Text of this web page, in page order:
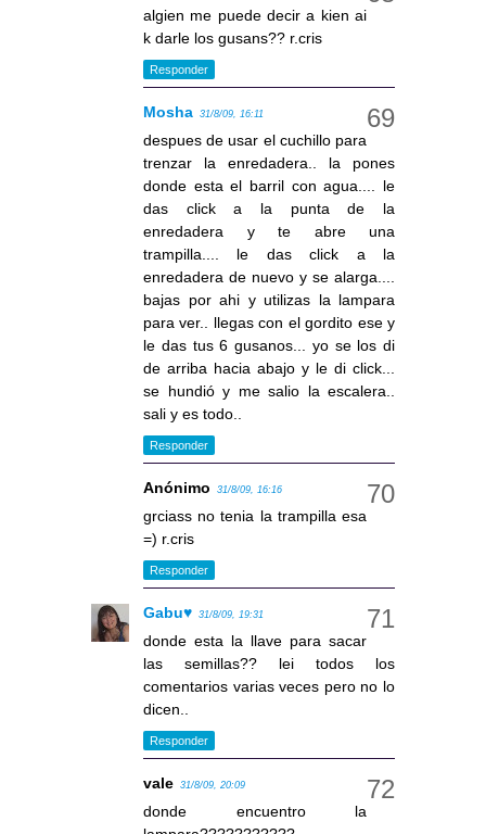
algien me puede decir a kien ai
k darle los gusans?? r.cris
Responder
Mosha 31/8/09, 16:11
despues de usar el cuchillo para
trenzar la enredadera.. la pones
donde esta el barril con agua.... le
das click a la punta de la
enredadera y te abre una
trampilla.... le das click a la
enredadera de nuevo y se alarga....
bajas por ahi y utilizas la lampara
para ver.. llegas con el gordito ese y
le das tus 6 gusanos... yo se los di
de arriba hacia abajo y le di click...
se hundió y me salio la escalera..
sali y es todo..
Responder
Anónimo 31/8/09, 16:16
grciass no tenia la trampilla esa
=) r.cris
Responder
Gabu♥ 31/8/09, 19:31
donde esta la llave para sacar
las semillas?? lei todos los
comentarios varias veces pero no lo
dicen..
Responder
vale 31/8/09, 20:09
donde encuentro la